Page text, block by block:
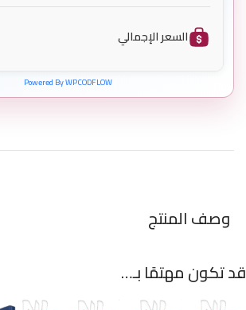
السعر الإجمالي
Powered By WPCODFLOW
وصف المنتج
قد تكون مهتمًا بـ…